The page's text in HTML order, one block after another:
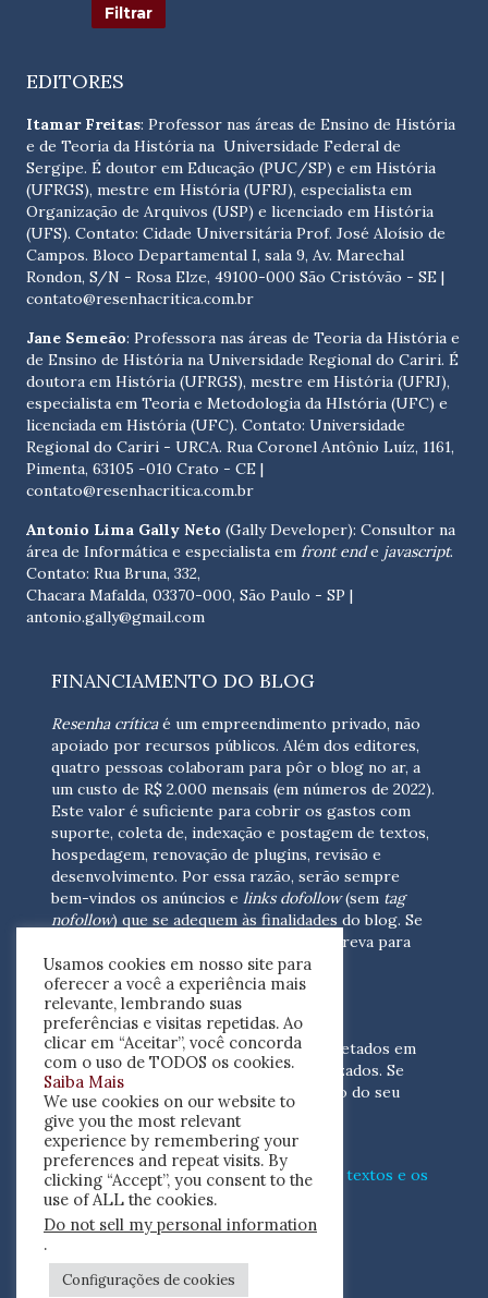
EDITORES
Itamar Freitas: Professor nas áreas de Ensino de História
e de Teoria da História na Universidade Federal de
Sergipe. É doutor em Educação (PUC/SP) e em História
(UFRGS), mestre em História (UFRJ), especialista em
Organização de Arquivos (USP) e licenciado em História
(UFS). Contato: Cidade Universitária Prof. José Aloísio de
Campos. Bloco Departamental I, sala 9, Av. Marechal
Rondon, S/N - Rosa Elze, 49100-000 São Cristóvão - SE |
contato@resenhacritica.com.br
Jane Semeão: Professora nas áreas de Teoria da História e
de Ensino de História na Universidade Regional do Cariri. É
doutora em História (UFRGS), mestre em História (UFRJ),
especialista em Teoria e Metodologia da HIstória (UFC) e
licenciada em História (UFC). Contato: Universidade
Regional do Cariri - URCA. Rua Coronel Antônio Luíz, 1161,
Pimenta, 63105 -010 Crato - CE |
contato@resenhacritica.com.br
Antonio Lima Gally Neto (Gally Developer): Consultor na
área de Informática e especialista em front ende javascript.
Contato: Rua Bruna, 332,
Chacara Mafalda, 03370-000, São Paulo - SP |
antonio.gally@gmail.com
FINANCIAMENTO DO BLOG
Resenha críticaé um empreendimento privado, não
apoiado por recursos públicos. Além dos editores,
quatro pessoas colaboram para pôr o blog no ar, a
um custo de R$ 2.000 mensais (em números de 2022).
Este valor é suficiente para cobrir os gastos com
suporte, coleta de, indexação e postagem de textos,
hospedagem, renovação de plugins, revisão e
desenvolvimento. Por essa razão, serão sempre
bem-vindos os anúncios e links dofollow(sem tag
nofollow) que se adequem às finalidades do blog. Se
escreva para
nós(contato@resenhacritica.com.br)
FONTES E ACERVO
As resenhas, dossiês e sumários são coletados em
periódicos acadêmicos e sites especializados. Se
você tem interesse em divulgar o acervo do seu
periódico, escreva para nós
(contato@resenhacritica.com.br)
Conheça omodocomo processamos os textos e os
índicesdisponibilizados neste blog.
ISSN 2764-0302
Usamos cookies em nosso site para
oferecer a você a experiência mais
relevante, lembrando suas
preferências e visitas repetidas. Ao
clicar em “Aceitar”, você concorda
com o uso de TODOS os cookies.
Saiba Mais
We use cookies on our website to
give you the most relevant
experience by remembering your
preferences and repeat visits. By
clicking “Accept”, you consent to the
use of ALL the cookies.
Do not sell my personal information
.
Configurações de cookies